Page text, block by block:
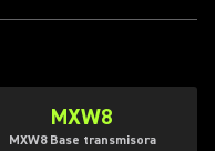
MXW8
MXW8 Base transmisora